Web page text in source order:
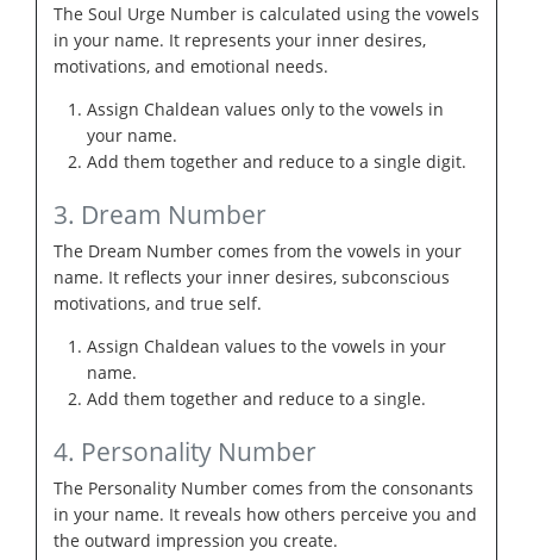
The Soul Urge Number is calculated using the vowels
in your name. It represents your inner desires,
motivations, and emotional needs.
Assign Chaldean values only to the vowels in
your name.
Add them together and reduce to a single digit.
3. Dream Number
The Dream Number comes from the vowels in your
name. It reflects your inner desires, subconscious
motivations, and true self.
Assign Chaldean values to the vowels in your
name.
Add them together and reduce to a single.
4. Personality Number
The Personality Number comes from the consonants
in your name. It reveals how others perceive you and
the outward impression you create.